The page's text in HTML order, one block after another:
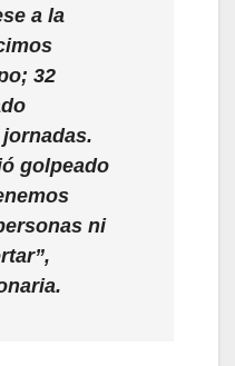
a la
32
golpeado
ni